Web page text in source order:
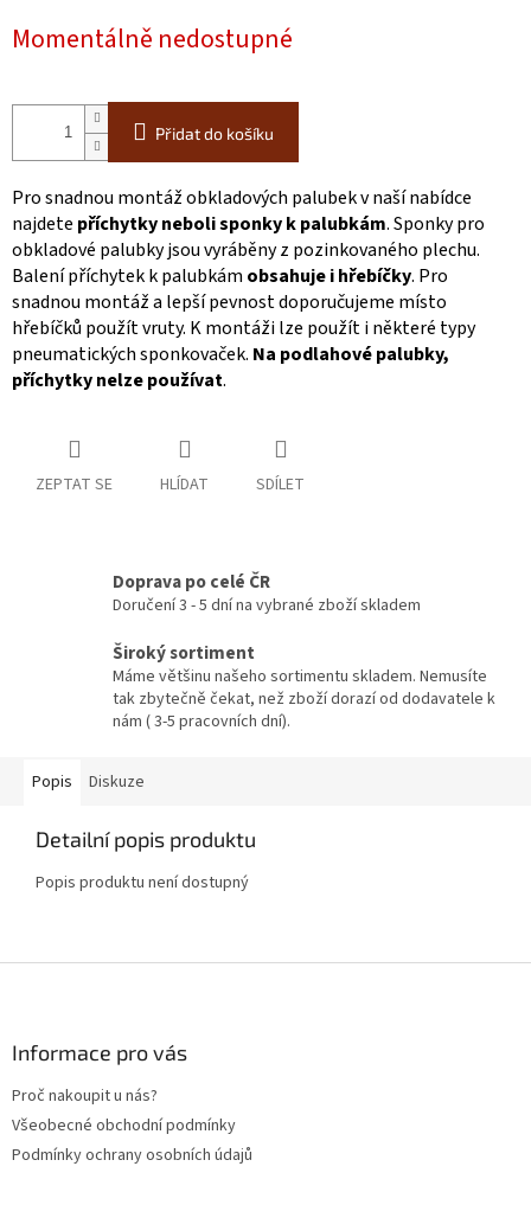
cena:
Momentálně nedostupné
Přidat do košíku
Pro snadnou montáž obkladových palubek v naší nabídce
najdete příchytky neboli sponky k palubkám. Sponky pro
obkladové palubky jsou vyráběny z pozinkovaného plechu.
Balení příchytek k palubkám obsahuje i hřebíčky. Pro
snadnou montáž a lepší pevnost doporučujeme místo
hřebíčků použít vruty. K montáži lze použít i některé typy
pneumatických sponkovaček. Na podlahové palubky,
příchytky nelze používat.
ZEPTAT SE HLÍDAT SDÍLET
Doprava po celé ČR
Doručení 3 - 5 dní na vybrané zboží skladem
Široký sortiment
Máme většinu našeho sortimentu skladem. Nemusíte
tak zbytečně čekat, než zboží dorazí od dodavatele k
nám ( 3-5 pracovních dní).
Popis Diskuze
Detailní popis produktu
Popis produktu není dostupný
Informace pro vás
Proč nakoupit u nás?
Všeobecné obchodní podmínky
Podmínky ochrany osobních údajů